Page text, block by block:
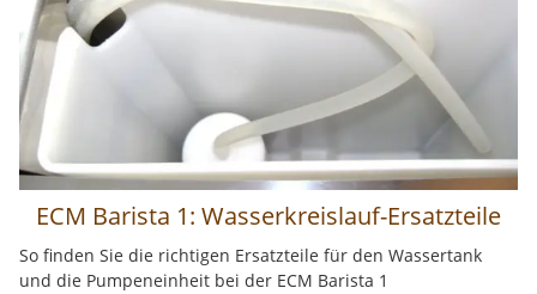
ECM Barista 1: Wasserkreislauf-Ersatzteile
So finden Sie die richtigen Ersatzteile für den Wassertank
und die Pumpeneinheit bei der ECM Barista 1